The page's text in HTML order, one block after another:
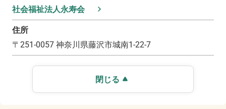
社会福祉法人永寿会
住所
〒 251-0057 神奈川県藤沢市城南1-22-7
閉じる